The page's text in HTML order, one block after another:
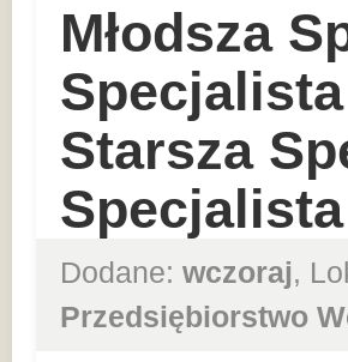
Młodsza
Starsza
Dodane: wczoraj,
Przedsiębiorstwo